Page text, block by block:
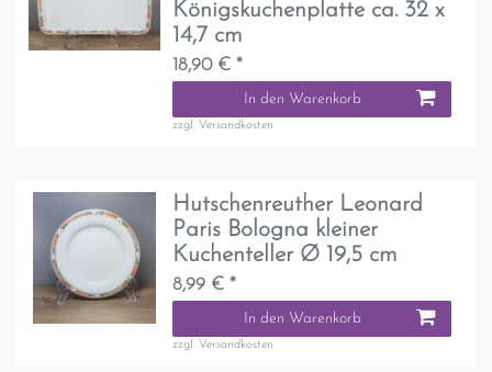
Königskuchenplatte ca. 32 x
14,7 cm
18,90 € *
In den Warenkorb
zzgl. Versandkosten
Hutschenreuther Leonard
Paris Bologna kleiner
Kuchenteller Ø 19,5 cm
8,99 € *
In den Warenkorb
zzgl. Versandkosten